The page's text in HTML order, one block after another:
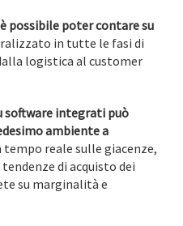
possibile poter contare su
in tutte le fasi di
logistica al customer
software integrati può
ambiente a
tempo reale sulle giacenze,
di acquisto dei
su marginalità e